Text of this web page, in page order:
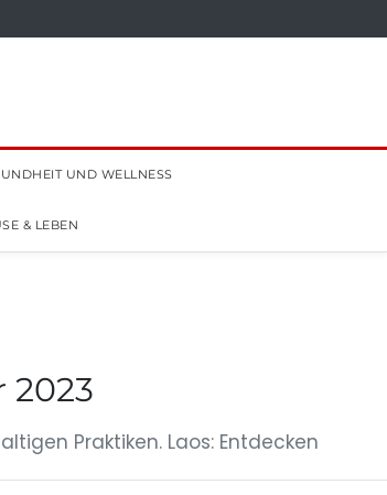
UND WELLNESS
& LEBEN
2023
Praktiken. Laos: Entdecken